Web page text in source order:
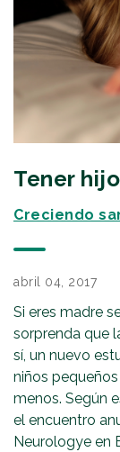
Tener
Creciendo
abril 04, 2017
Si eres madre
sorprenda que
sí, un nuevo
niños
menos. Según
el encuentro
Neurologye en